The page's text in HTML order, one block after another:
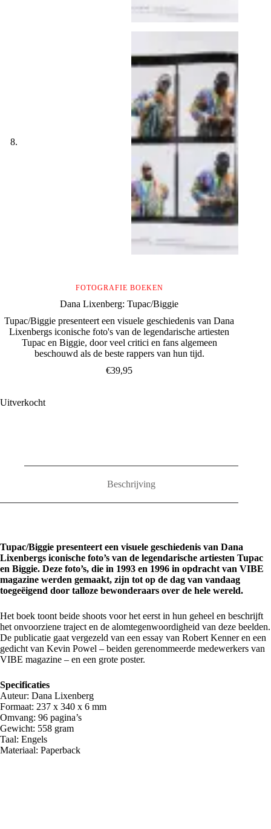
FOTOGRAFIE BOEKEN
Dana Lixenberg: Tupac/Biggie
Tupac/Biggie presenteert een visuele geschiedenis van Dana
Lixenbergs iconische foto's van de legendarische artiesten
Tupac en Biggie, door veel critici en fans algemeen
beschouwd als de beste rappers van hun tijd.
€39,95
Uitverkocht
Beschrijving
Tupac/Biggie presenteert een visuele geschiedenis van Dana
Lixenbergs iconische foto’s van de legendarische artiesten Tupac
en Biggie. Deze foto’s, die in 1993 en 1996 in opdracht van VIBE
magazine werden gemaakt, zijn tot op de dag van vandaag
toegeëigend door talloze bewonderaars over de hele wereld.
Het boek toont beide shoots voor het eerst in hun geheel en beschrijft
het onvoorziene traject en de alomtegenwoordigheid van deze beelden.
De publicatie gaat vergezeld van een essay van Robert Kenner en een
gedicht van Kevin Powel – beiden gerenommeerde medewerkers van
VIBE magazine – en een grote poster.
Specificaties
Auteur: Dana Lixenberg
Formaat: 237 x 340 x 6 mm
Omvang: 96 pagina’s
Gewicht: 558 gram
Taal: Engels
Materiaal: Paperback